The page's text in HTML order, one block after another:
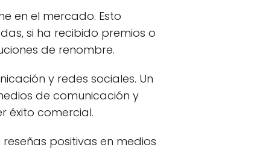
en el mercado. Esto
si ha recibido premios o
de renombre.
y redes sociales. Un
de comunicación y
éxito comercial.
positivas en medios